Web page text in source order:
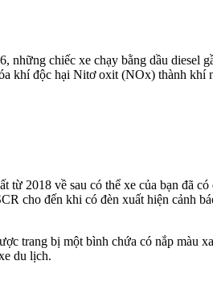
chiếc xe chạy bằng dầu diesel
khí độc hại Nitơ oxit (NOx) thành
2018 về sau có thể xe của bạn đã
cho đến khi có đèn xuất hiện cảnh
trang bị một bình chứa có nắp màu
du lịch.